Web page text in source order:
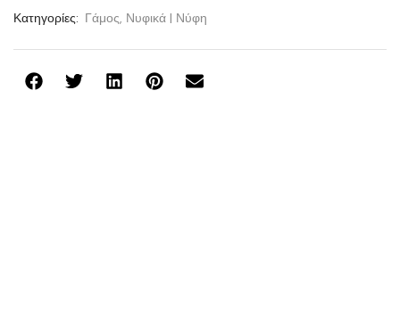
Κατηγορίες: Γάμος, Νυφικά | Νύφη